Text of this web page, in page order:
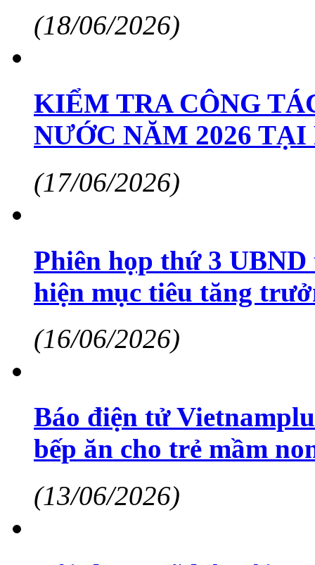
(18/06/2026)
KIỂM TRA CÔNG
NƯỚC NĂM 2026
(17/06/2026)
Phiên họp thứ 3
hiện mục tiêu tăng
(16/06/2026)
Báo điện tử
bếp ăn cho trẻ mầm
(13/06/2026)